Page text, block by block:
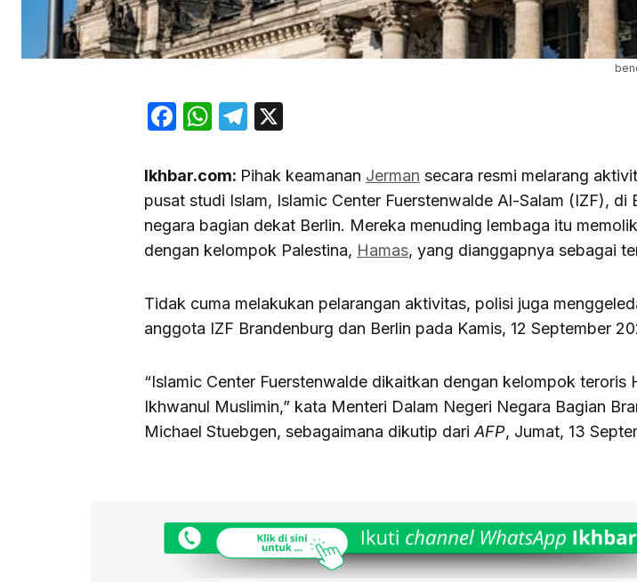
Facebook
WhatsApp
Telegram
Ikhbar.com: Pihak keamanan Jerman secara resmi melarang
pusat studi Islam, Islamic Center Fuerstenwalde Al-Salam (IZF), di
negara bagian dekat Berlin. Mereka menuding lembaga itu
dengan kelompok Palestina, Hamas, yang dianggapnya sebagai
Tidak cuma melakukan pelarangan aktivitas, polisi juga
anggota IZF Brandenburg dan Berlin pada Kamis, 12 September
“Islamic Center Fuerstenwalde dikaitkan dengan kelompok teroris
Ikhwanul Muslimin,” kata Menteri Dalam Negeri Negara Bagian
Michael Stuebgen, sebagaimana dikutip dari AFP, Jumat, 13